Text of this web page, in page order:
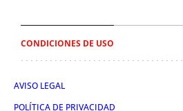
CONDICIONES DE USO
AVISO LEGAL
POLÍTICA DE PRIVACIDAD